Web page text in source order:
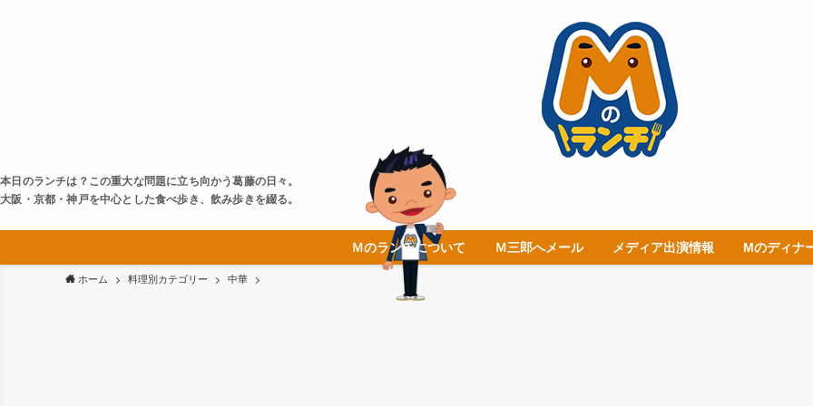
本日のランチは？この重大な問題に立ち向かう葛藤の日々。
大阪・京都・神戸を中心とした食べ歩き、飲み歩きを綴る。
Ｍのランチについて Ｍ三郎へメール メディア出演情報 Mのディナ
ホーム 料理別カテゴリー 中華